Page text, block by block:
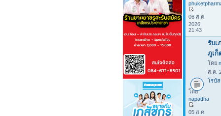
06 ส.ค.
2026,
21:43
รับเ
ภูเก็
โดย
ส.ค.
โรบั
โดย
napattha
05 ส.ค.